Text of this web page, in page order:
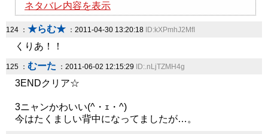
ネタバレ内容を表示
124 ： ★らむ★ ：2011-04-30 13:20:18 ID:kXPmhJ2MfI
くりあ！！
125 ： むーた ：2011-06-02 12:15:29 ID:.nLjTZMH4g
3ENDクリア☆
3ニャンかわいい(^・ｪ・^)
今はたくましい背中になってましたが…。